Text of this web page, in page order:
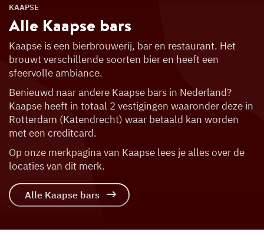
KAAPSE
Alle Kaapse bars
Kaapse is een bierbrouwerij, bar en restaurant. Het
brouwt verschillende soorten bier en heeft een
sfeervolle ambiance.
Benieuwd naar andere Kaapse bars in Nederland?
Kaapse heeft in totaal 2 vestigingen waaronder deze in
Rotterdam (Katendrecht) waar betaald kan worden
met een creditcard.
Op onze merkpagina van Kaapse lees je alles over de
locaties van dit merk.
Alle Kaapse bars